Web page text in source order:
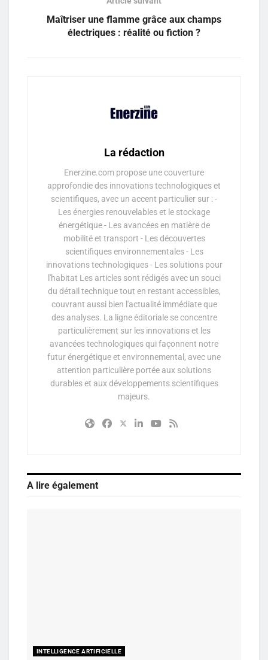
Maîtriser une flamme grâce aux champs
électriques : réalité ou fiction ?
La rédaction
Enerzine.com propose une couverture
approfondie des innovations technologiques et
scientifiques, avec un accent particulier sur : -
Les énergies renouvelables et le stockage
énergétique - Les avancées en matière de
mobilité et transport - Les découvertes
scientifiques environnementales - Les
innovations technologiques - Les solutions pour
l'habitat Les articles sont rédigés avec un souci
du détail technique tout en restant accessibles,
couvrant aussi bien l'actualité immédiate que
des analyses. La ligne éditoriale se concentre
particulièrement sur les innovations et les
avancées technologiques qui façonnent notre
futur énergétique et environnemental, avec une
attention particulière portée aux solutions
durables et aux développements scientifiques
majeurs.
A lire également
INTELLIGENCE ARTIFICIELLE